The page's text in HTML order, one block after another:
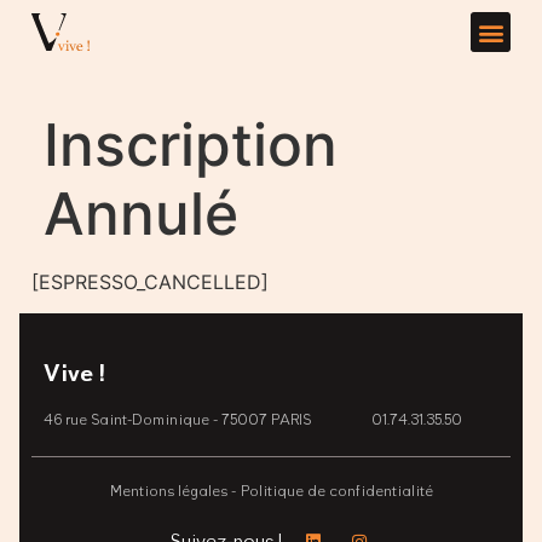
Inscription
Annulé
[ESPRESSO_CANCELLED]
Vive !
46 rue Saint-Dominique - 75007 PARIS 01.74.31.35.50
Mentions légales - Politique de confidentialité